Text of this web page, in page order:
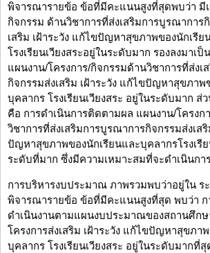
พิจารณารายข้อ ข้อที่มีคะแนนสูงที่สุดพบว่า มี
กิจกรรม ด้านวิชาการที่ส่งเสริมการบูรณาการ
เสริม เฝ้าระวัง แก้ไขปัญหาสุขภาพของนักเรี
โรงเรียนเวียงสระอยู่ในระดับมาก รองลงมาเ
แผนงาน/โครงการ/กิจกรรมด้านวิชาการที่ส่งเ
กิจกรรมส่งเสริม เฝ้าระวัง แก้ไขปัญหาสุขภาพ
บุคลากร โรงเรียนเวียงสระ อยู่ในระดับมาก
คือ การดำเนินการติดตามผล แผนงาน/โครงก
วิชาการที่ส่งเสริมการบูรณาการกิจกรรมส่งเสริ
ปัญหาสุขภาพของนักเรียนและบุคลากรโรงเรีย
ระดับที่มาก ซึ่งมีความเหมาะสมที่จะดำเนินกา
การบริหารงบประมาณ ภาพรวมพบว่าอยู่ใน ร
พิจารณารายข้อ ข้อที่มีคะแนนสูงที่สุด พบว่า ก
ดำเนินงานตามแผนงบประมาณของสถานศึก
โครงการส่งเสริม เฝ้าระวัง แก้ไขปัญหาสุขภา
บุคลากร โรงเรียนเวียงสระ อยู่ในระดับมากที่สุ